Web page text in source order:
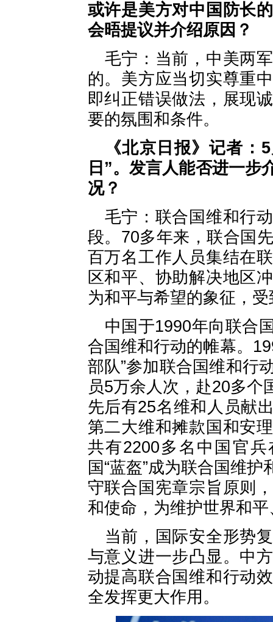
或许是美方对中国防长
会晤提议并介绍原因？
毛宁：当前，中美两
的。美方应当切实尊重
即纠正错误做法，展现
要的氛围和条件。
《北京日报》记者
日”。发言人能否进一步
况？
毛宁：联合国维和行
段。70多年来，联合国
百万名工作人员集结在
区和平、协助解决地区
为和平与希望的象征，
中国于1990年向联合
合国维和行动的帷幕。
部队”参加联合国维和行
员5万余人次，赴20多个
先后有25名维和人员献
第二大维和摊款国和安
共有2200多名中国官
国“蓝盔”成为联合国维
守联合国宪章宗旨原则
和使命，为维护世界和
当前，国际安全形势
与意义进一步凸显。中
动提高联合国维和行动
全发挥更大作用。